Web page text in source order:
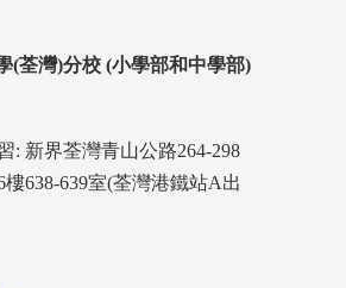
(荃灣)分校 (小學部和中學部)
: 新界荃灣青山公路264-298
638-639室(荃灣港鐵站A出